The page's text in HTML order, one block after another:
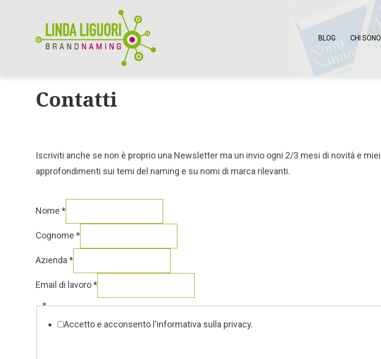
BLOG CHI SONO
Contatti
Iscriviti anche se non è proprio una Newsletter ma un invio ogni 2/3 mesi di novità e miei
approfondimenti sui temi del naming e su nomi di marca rilevanti.
Nome *
Cognome *
Azienda *
Email di lavoro*
*
Accetto e acconsento l'informativa sulla privacy.